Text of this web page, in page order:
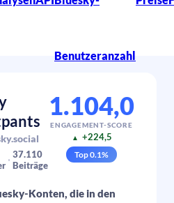
Benutzeranzahl
37.110
Beiträge
1.104,0
ENGAGEMENT-SCORE
▲ +224,5
Top0.1%
Konten, die in den